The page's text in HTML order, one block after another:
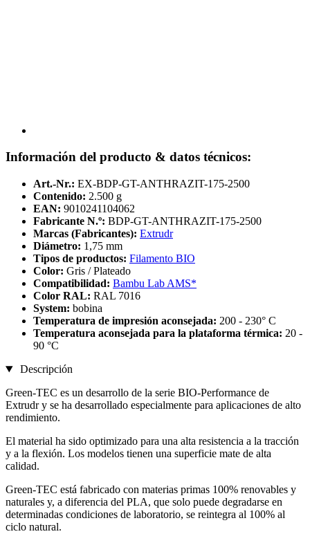
Información del producto & datos técnicos:
Art.-Nr.: EX-BDP-GT-ANTHRAZIT-175-2500
Contenido: 2.500 g
EAN: 9010241104062
Fabricante N.º: BDP-GT-ANTHRAZIT-175-2500
Marcas (Fabricantes): Extrudr
Diámetro: 1,75 mm
Tipos de productos: Filamento BIO
Color: Gris / Plateado
Compatibilidad: Bambu Lab AMS*
Color RAL: RAL 7016
System: bobina
Temperatura de impresión aconsejada: 200 - 230° C
Temperatura aconsejada para la plataforma térmica: 20 -
90 °C
Descripción
Green-TEC es un desarrollo de la serie BIO-Performance de
Extrudr y se ha desarrollado especialmente para aplicaciones de alto
rendimiento.
El material ha sido optimizado para una alta resistencia a la tracción
y a la flexión. Los modelos tienen una superficie mate de alta
calidad.
Green-TEC está fabricado con materias primas 100% renovables y
naturales y, a diferencia del PLA, que solo puede degradarse en
determinadas condiciones de laboratorio, se reintegra al 100% al
ciclo natural.